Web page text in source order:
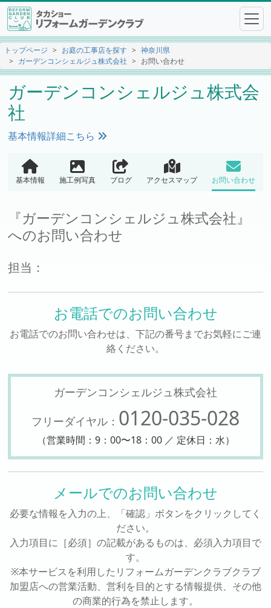
トップページ お庭の工事店を探す
神奈川県
ガーデンコンシェルジュ株式会社
お問い合わせ
ガーデンコンシェルジュ株式会
社
基本情報詳細こちら
基本情報 施工例写真 ブログ アクセスマップ お問い合わせ
『ガーデンコンシェルジュ株式会社』
へのお問い合わせ
担当：
お電話でのお問い合わせ
お電話でのお問い合わせは、下記の番号までお気軽にご連
絡ください。
ガーデンコンシェルジュ株式会社
フリーダイヤル： 0120-035-028
（営業時間：9：00〜18：00 ／ 定休日：水）
メールでのお問い合わせ
必要な情報を入力の上、「確認」ボタンをクリックしてく
ださい。
入力項目に［必須］の記載があるものは、必須入力項目で
す。
※本サービスを利用したリフォームガーデンクラブクラブ
加盟店への営業活動、営利を目的とする情報提供、その他
の商業的行為を禁止します。